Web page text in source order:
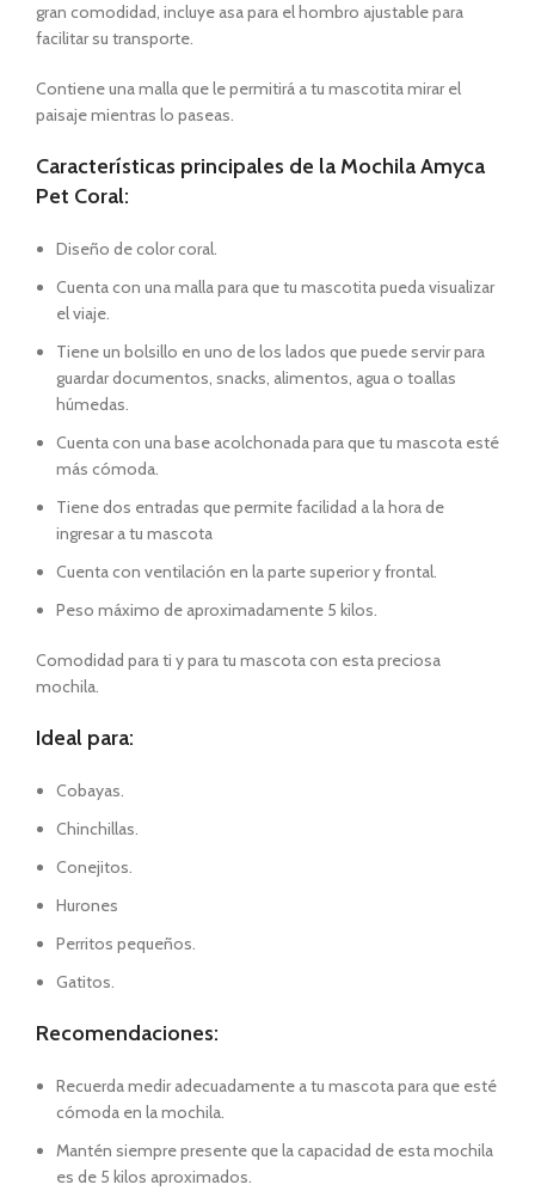
gran comodidad, incluye asa para el hombro ajustable para
facilitar su transporte.
Contiene una malla que le permitirá a tu mascotita mirar el
paisaje mientras lo paseas.
Características principales de la Mochila Amyca
Pet Coral:
Diseño de color coral.
Cuenta con una malla para que tu mascotita pueda visualizar
el viaje.
Tiene un bolsillo en uno de los lados que puede servir para
guardar documentos, snacks, alimentos, agua o toallas
húmedas.
Cuenta con una base acolchonada para que tu mascota esté
más cómoda.
Tiene dos entradas que permite facilidad a la hora de
ingresar a tu mascota
Cuenta con ventilación en la parte superior y frontal.
Peso máximo de aproximadamente 5 kilos.
Comodidad para ti y para tu mascota con esta preciosa
mochila.
Ideal para:
Cobayas.
Chinchillas.
Conejitos.
Hurones
Perritos pequeños.
Gatitos.
Recomendaciones:
Recuerda medir adecuadamente a tu mascota para que esté
cómoda en la mochila.
Mantén siempre presente que la capacidad de esta mochila
es de 5 kilos aproximados.